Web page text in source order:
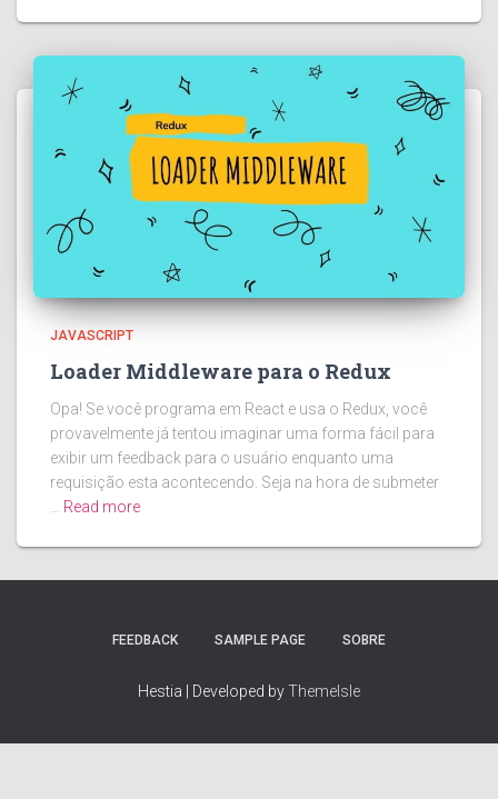
JAVASCRIPT
Loader Middleware para o Redux
Opa! Se você programa em React e usa o Redux, você
provavelmente já tentou imaginar uma forma fácil para
exibir um feedback para o usuário enquanto uma
requisição esta acontecendo. Seja na hora de submeter
Read more
FEEDBACK SAMPLE PAGE SOBRE
Hestia | Developed byThemeIsle